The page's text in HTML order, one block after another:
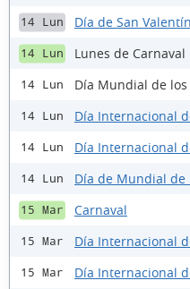
14 Lun Día de San Valentín
14 Lun Lunes de Carnaval
14 Lun Día Mundial de
14 Lun Día Internacional
14 Lun Día Internacional
14 Lun Día de Mundial de
15 Mar Carnaval
15 Mar Día Internacional
15 Mar Día Internacional